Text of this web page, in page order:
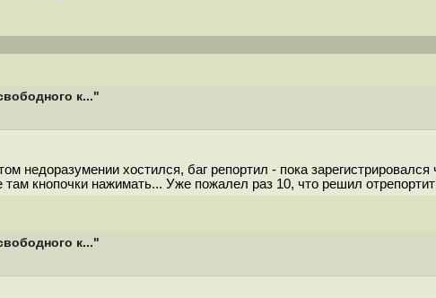
к..."
недоразумении хостился, баг репортил - пока
кнопочки нажимать... Уже пожалел раз 10, что решил
к..."